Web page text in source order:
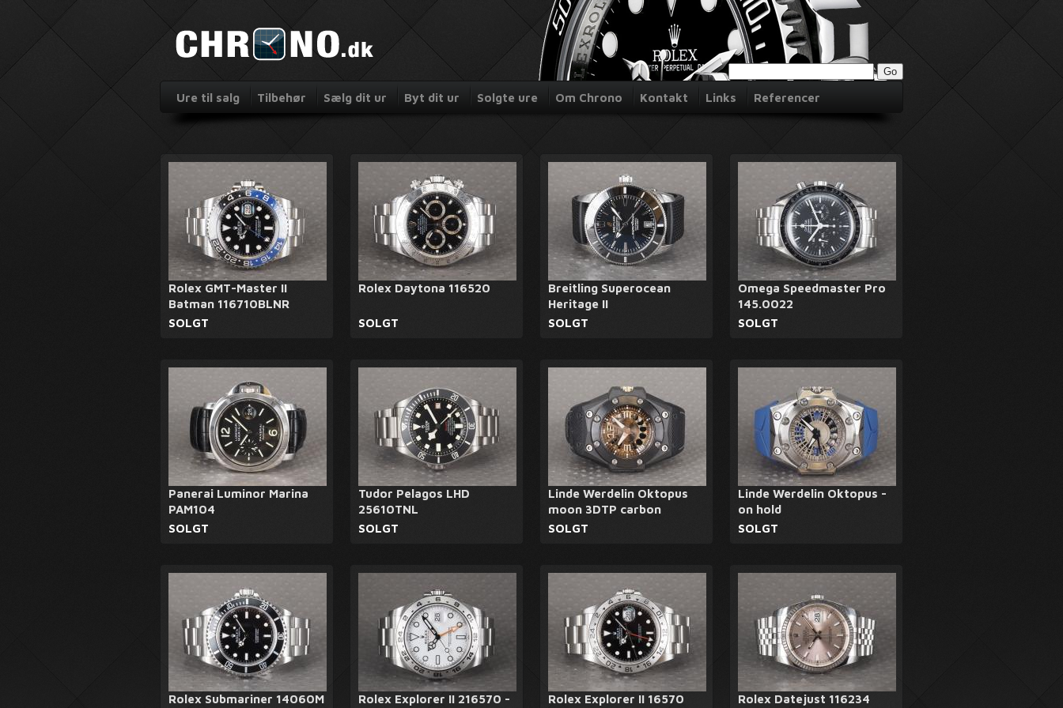
Ure til salg Tilbehør Sælg dit ur Byt dit ur Solgte ure Om Chrono Kontakt Links Referencer
Rolex GMT-Master II
Batman 116710BLNR
SOLGT
Rolex Daytona 116520
SOLGT
Breitling Superocean
Heritage II
SOLGT
Omega Speedmaster Pro
145.0022
SOLGT
Panerai Luminor Marina
PAM104
SOLGT
Tudor Pelagos LHD
25610TNL
SOLGT
Linde Werdelin Oktopus
moon 3DTP carbon
SOLGT
Linde Werdelin Oktopus -
on hold
SOLGT
Rolex Submariner 14060M Rolex Explorer II 216570 - Rolex Explorer II 16570 Rolex Datejust 116234